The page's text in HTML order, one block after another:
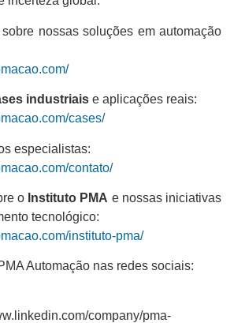
nossas soluções em automação
industriais e aplicações reais:
cases/
especialistas:
contato/
o Instituto PMA e nossas iniciativas
tecnológico:
instituto-pma/
Automação nas redes sociais:
company/pma-